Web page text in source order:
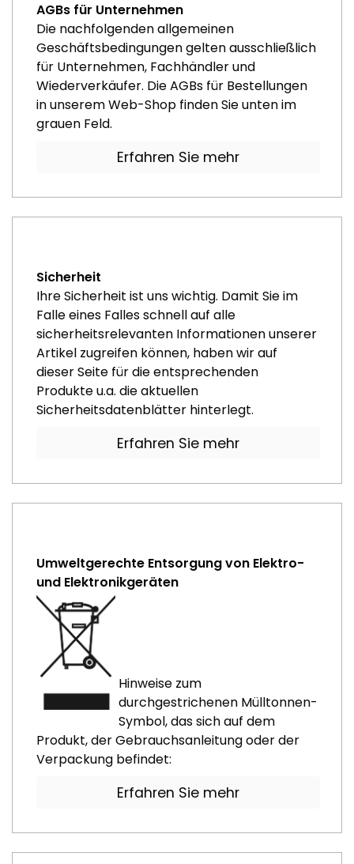
AGBs für Unternehmen
Die nachfolgenden allgemeinen
Geschäftsbedingungen gelten ausschließlich
für Unternehmen, Fachhändler und
Wiederverkäufer. Die AGBs für Bestellungen
in unserem Web-Shop finden Sie unten im
grauen Feld.
Erfahren Sie mehr
Sicherheit
Ihre Sicherheit ist uns wichtig. Damit Sie im
Falle eines Falles schnell auf alle
sicherheitsrelevanten Informationen unserer
Artikel zugreifen können, haben wir auf
dieser Seite für die entsprechenden
Produkte u.a. die aktuellen
Sicherheitsdatenblätter hinterlegt.
Erfahren Sie mehr
Umweltgerechte Entsorgung von Elektro-
und Elektronikgeräten
Hinweise zum
durchgestrichenen Mülltonnen-
Symbol, das sich auf dem
Produkt, der Gebrauchsanleitung oder der
Verpackung befindet:
Erfahren Sie mehr